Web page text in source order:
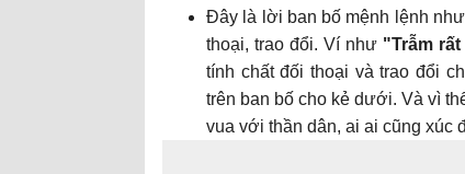
Đây là lời ban bố mệnh lệnh
thoại, trao đổi. Ví như "Trẫm
tính chất đối thoại và trao đổi
trên ban bố cho kẻ dưới. Và vì
vua với thần dân, ai ai cũng xúc